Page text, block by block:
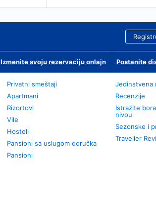
Izmenite svoju rezervaciju onlajn Postanite
Privatni smeštaji
Apartmani
Rizortovi
Vile
Hosteli
Pansioni sa uslugom doručka
Pansioni
Jedinstvena
Recenzije
Istražite
nivou
Sezonske i
Traveller